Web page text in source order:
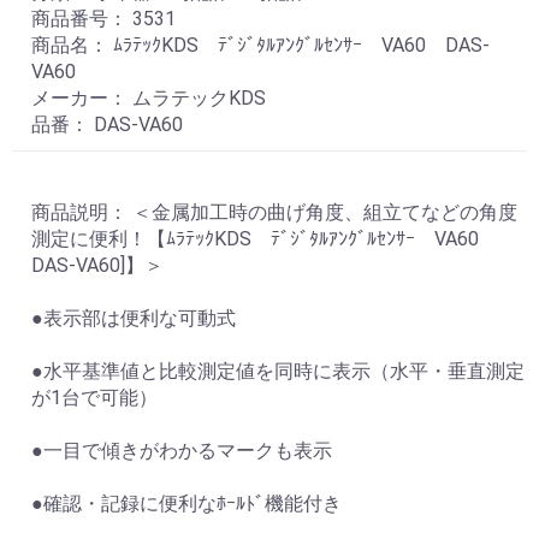
商品番号： 3531
商品名： ﾑﾗﾃｯｸKDS ﾃﾞｼﾞﾀﾙｱﾝｸﾞﾙｾﾝｻｰ VA60 DAS-
VA60
メーカー： ムラテックKDS
品番： DAS-VA60
商品説明： ＜金属加工時の曲げ角度、組立てなどの角度
測定に便利！【ﾑﾗﾃｯｸKDS ﾃﾞｼﾞﾀﾙｱﾝｸﾞﾙｾﾝｻｰ VA60
DAS-VA60]】＞
●表示部は便利な可動式
●水平基準値と比較測定値を同時に表示（水平・垂直測定
が1台で可能）
●一目で傾きがわかるマークも表示
●確認・記録に便利なﾎｰﾙﾄﾞ機能付き